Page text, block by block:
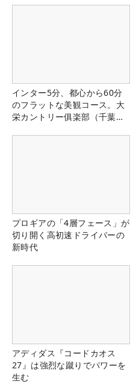
インター5分、都心から60分
のフラットな美観コース。大
栄カントリー俱楽部（千葉
プロギアの「4層フェース」が
切り開く高初速ドライバーの
新時代
アディダス『コードカオス
27』は強烈な蹴りでパワーを
生む